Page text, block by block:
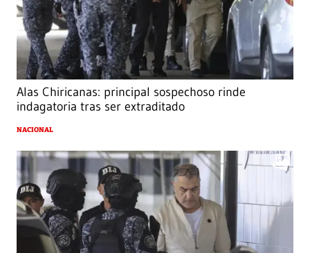
Alas Chiricanas: principal sospechoso rinde
indagatoria tras ser extraditado
NACIONAL